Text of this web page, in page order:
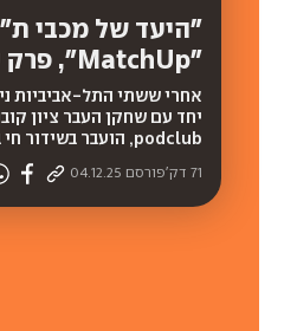
"היעד של מכבי
"MatchUp", פרק עשירי
podclub, הועבר בשידור חי ב-ynet וכן בעמוד הפייסבוק ובערוץ היוטיוב של ynet | האזינו לפרק
71 דק' פורסם 04.12.25